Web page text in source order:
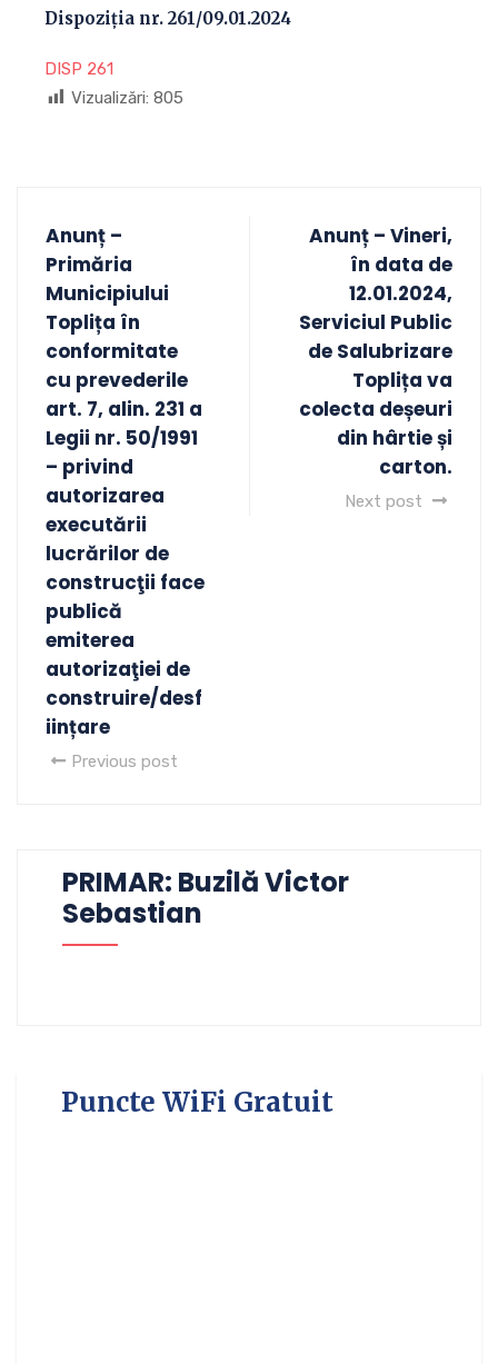
Dispoziția nr. 261/09.01.2024
DISP 261
Vizualizări: 805
Anunț –
Primăria
Municipiului
Toplița în
conformitate
cu prevederile
art. 7, alin. 231 a
Legii nr. 50/1991
– privind
autorizarea
executării
lucrărilor de
construcţii face
publică
emiterea
autorizaţiei de
construire/desf
iințare
Previous post
Anunț – Vineri,
în data de
12.01.2024,
Serviciul Public
de Salubrizare
Toplița va
colecta deșeuri
din hârtie și
carton.
Next post
PRIMAR: Buzilă Victor
Sebastian
Puncte WiFi Gratuit